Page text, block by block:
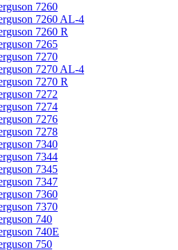
7260
7260 AL-4
7260 R
7265
7270
7270 AL-4
7270 R
7272
7274
7276
7278
7340
7344
7345
7347
7360
7370
740
740E
750